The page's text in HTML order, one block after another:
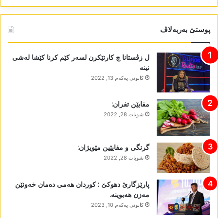
پوستێ بەربەلاڤ
ل زڤستانا چ کارتێکرن لسەر کێم کرنا کێشا لەشی
نینە
كانونی یه‌كه‌م 13, 2022
مفایێن تفران:
شوبات 28, 2022
گرنگی و مفایێین مێویژان:
شوبات 28, 2022
پارێزگارێ دھوکێ : کوردان ھەمی دەمان خەونێن
مەزن ھەبوینە.
كانونی یه‌كه‌م 10, 2023